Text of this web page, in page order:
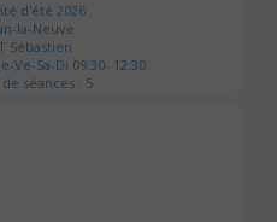
d'été 2026
la-Neuve
Sébastien
Ve-Sa-Di 09:30- 12:30
séances : 5